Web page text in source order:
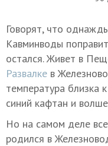
Говорят, что
Кавминводы
остался. Живет в
Развалке в
температура близка
синий кафтан и
Но на самом деле
родился в